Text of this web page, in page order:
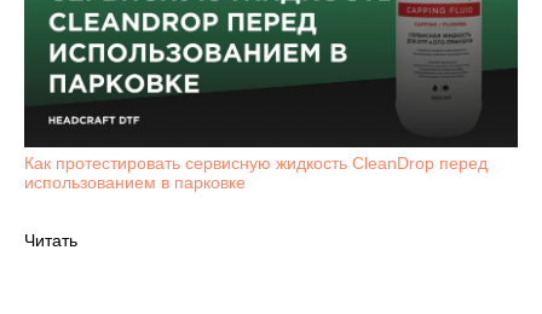
Как протестировать сервисную жидкость CleanDrop перед
использованием в парковке
Читать